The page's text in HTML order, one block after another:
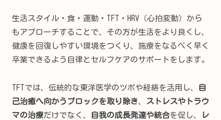
生活スタイル・食・運動・TFT・HRV（心拍変動）から
もアプローチすることで、その方が生活をより良くし、
健康を回復しやすい環境をつくり、施療をなるべく早く
卒業できるよう自律とセルフケアのサポートをします。
TFTでは、伝統的な東洋医学のツボや経絡を活用し、
自
己治癒へ向かうブロックを取り除き、
ストレスやトラウ
マの治療だけでなく、 自我の成長発達や統合を促し、
レ